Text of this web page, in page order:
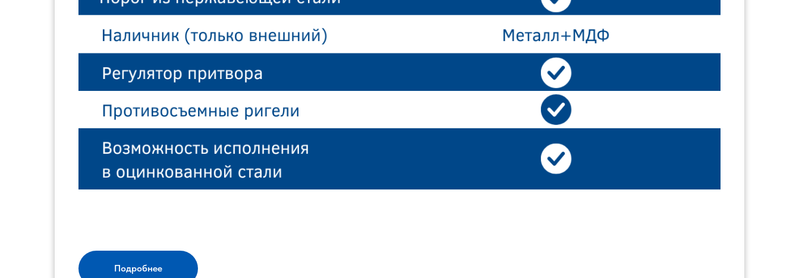
Подробнее